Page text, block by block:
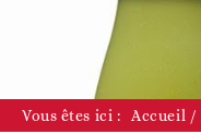
Vous êtes ici : Accueil /